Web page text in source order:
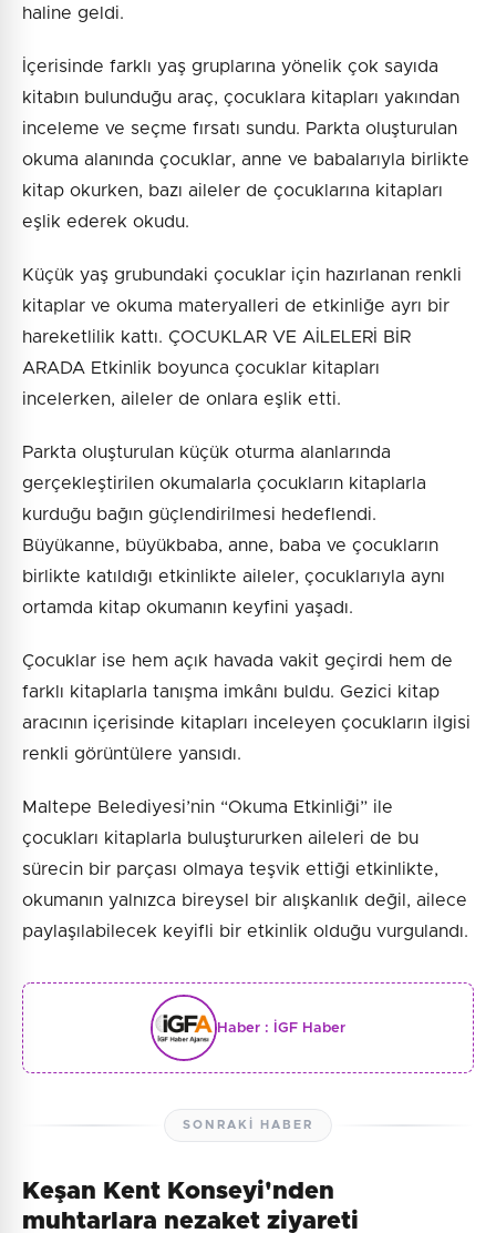
haline geldi.
İçerisinde farklı yaş gruplarına yönelik çok sayıda
kitabın bulunduğu araç, çocuklara kitapları yakından
inceleme ve seçme fırsatı sundu. Parkta oluşturulan
okuma alanında çocuklar, anne ve babalarıyla birlikte
kitap okurken, bazı aileler de çocuklarına kitapları
eşlik ederek okudu.
Küçük yaş grubundaki çocuklar için hazırlanan renkli
kitaplar ve okuma materyalleri de etkinliğe ayrı bir
hareketlilik kattı. ÇOCUKLAR VE AİLELERİ BİR
ARADA Etkinlik boyunca çocuklar kitapları
incelerken, aileler de onlara eşlik etti.
Parkta oluşturulan küçük oturma alanlarında
gerçekleştirilen okumalarla çocukların kitaplarla
kurduğu bağın güçlendirilmesi hedeflendi.
Büyükanne, büyükbaba, anne, baba ve çocukların
birlikte katıldığı etkinlikte aileler, çocuklarıyla aynı
ortamda kitap okumanın keyfini yaşadı.
Çocuklar ise hem açık havada vakit geçirdi hem de
farklı kitaplarla tanışma imkânı buldu. Gezici kitap
aracının içerisinde kitapları inceleyen çocukların ilgisi
renkli görüntülere yansıdı.
Maltepe Belediyesi’nin “Okuma Etkinliği” ile
çocukları kitaplarla buluştururken aileleri de bu
sürecin bir parçası olmaya teşvik ettiği etkinlikte,
okumanın yalnızca bireysel bir alışkanlık değil, ailece
paylaşılabilecek keyifli bir etkinlik olduğu vurgulandı.
Haber : İGF Haber
SONRAKI HABER
Keşan Kent Konseyi'nden
muhtarlara nezaket ziyareti